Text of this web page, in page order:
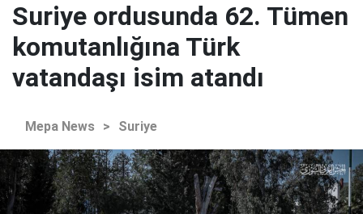
Suriye ordusunda 62. Tümen
komutanlığına Türk
vatandaşı isim atandı
Mepa News > Suriye